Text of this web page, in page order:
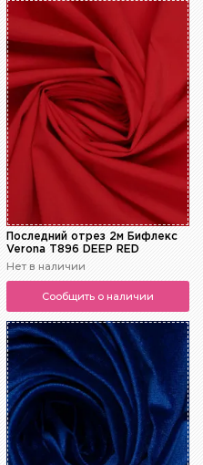
Последний отрез 2м Бифлекс
Verona T896 DEEP RED
Нет в наличии
Сообщить о наличии